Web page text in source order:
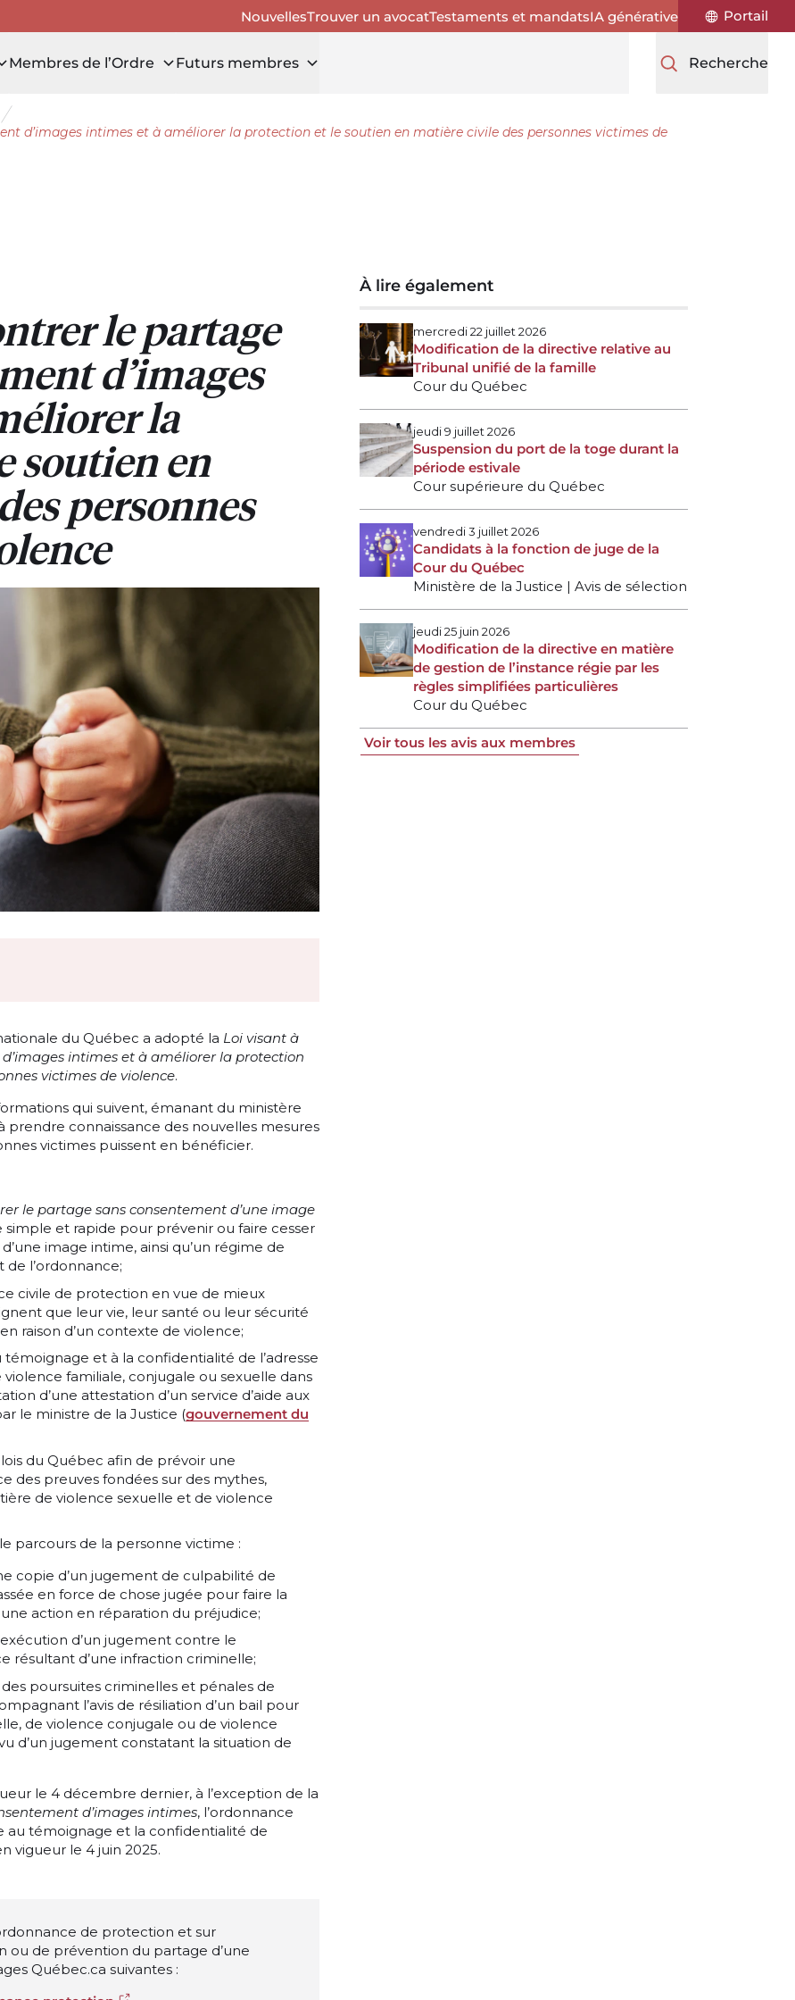
NouvellesTrouver un avocatTestaments et mandatsIA générative Portail
Membres de l’Ordre Futurs membres Recherche
le tiroir Avis aux membres
d’images intimes et à améliorer la protection et le soutien en matière civile des personnes victimes de
le partage
d’images
la
soutien en
personnes
du Québec a adopté la Loi visant à
intimes et à améliorer la protection
victimes de violence.
qui suivent, émanant du ministère
prendre connaissance des nouvelles mesures
victimes puissent en bénéficier.
le partage sans consentement d’une image
et rapide pour prévenir ou faire cesser
image intime, ainsi qu’un régime de
l’ordonnance;
civile de protection en vue de mieux
que leur vie, leur santé ou leur sécurité
raison d’un contexte de violence;
témoignage et à la confidentialité de l’adresse
familiale, conjugale ou sexuelle dans
d’une attestation d’un service d’aide aux
le ministre de la Justice (gouvernement du
du Québec afin de prévoir une
des preuves fondées sur des mythes,
de violence sexuelle et de violence
parcours de la personne victime :
copie d’un jugement de culpabilité de
en force de chose jugée pour faire la
action en réparation du préjudice;
d’un jugement contre le
résultant d’une infraction criminelle;
poursuites criminelles et pénales de
l’avis de résiliation d’un bail pour
de violence conjugale ou de violence
d’un jugement constatant la situation de
le 4 décembre dernier, à l’exception de la
d’images intimes, l’ordonnance
au témoignage et la confidentialité de
vigueur le 4 juin 2025.
de protection et sur
ou de prévention du partage d’une
Québec.ca suivantes :
À lire également
mercredi 22 juillet 2026
Modification de la directive relative au
Tribunal unifié de la famille
Cour du Québec
jeudi 9 juillet 2026
Suspension du port de la toge durant la
période estivale
Cour supérieure du Québec
vendredi 3 juillet 2026
Candidats à la fonction de juge de la
Cour du Québec
Ministère de la Justice | Avis de sélection
jeudi 25 juin 2026
Modification de la directive en matière
de gestion de l’instance régie par les
règles simplifiées particulières
Cour du Québec
Voir tous les avis aux membres